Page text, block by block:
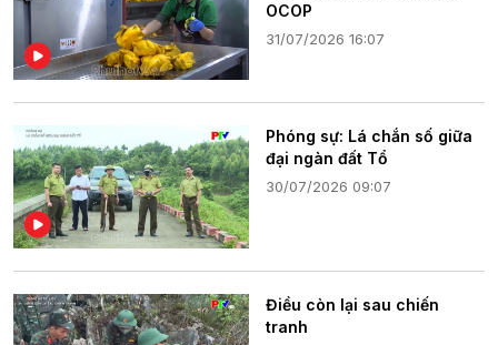
OCOP
31/07/2026 16:07
Phóng sự: Lá chắn số giữa
đại ngàn đất Tổ
30/07/2026 09:07
Điều còn lại sau chiến
tranh